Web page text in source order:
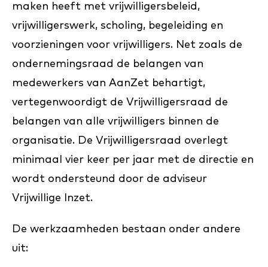
maken heeft met vrijwilligersbeleid,
vrijwilligerswerk, scholing, begeleiding en
voorzieningen voor vrijwilligers. Net zoals de
ondernemingsraad de belangen van
medewerkers van AanZet behartigt,
vertegenwoordigt de Vrijwilligersraad de
belangen van alle vrijwilligers binnen de
organisatie. De Vrijwilligersraad overlegt
minimaal vier keer per jaar met de directie en
wordt ondersteund door de adviseur
Vrijwillige Inzet.
De werkzaamheden bestaan onder andere
uit: